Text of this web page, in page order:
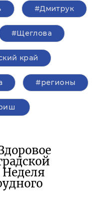
#Дмитрук
#Щеглова
край
#регионы
Неделя